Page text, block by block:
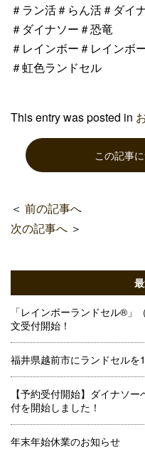
＃ラン活＃らん活＃ダイ
＃ダイナソー＃恐竜
＃レインボー＃レインボ
＃虹色ランドセル
This entry was posted in
この記事
＜ 前の記事へ
次の記事へ ＞
「レインボーランドセル®
文受付開始！
福井県越前市にランドセルを
【予約受付開始】ダイナソ
付を開始しました！
年末年始休業のお知らせ